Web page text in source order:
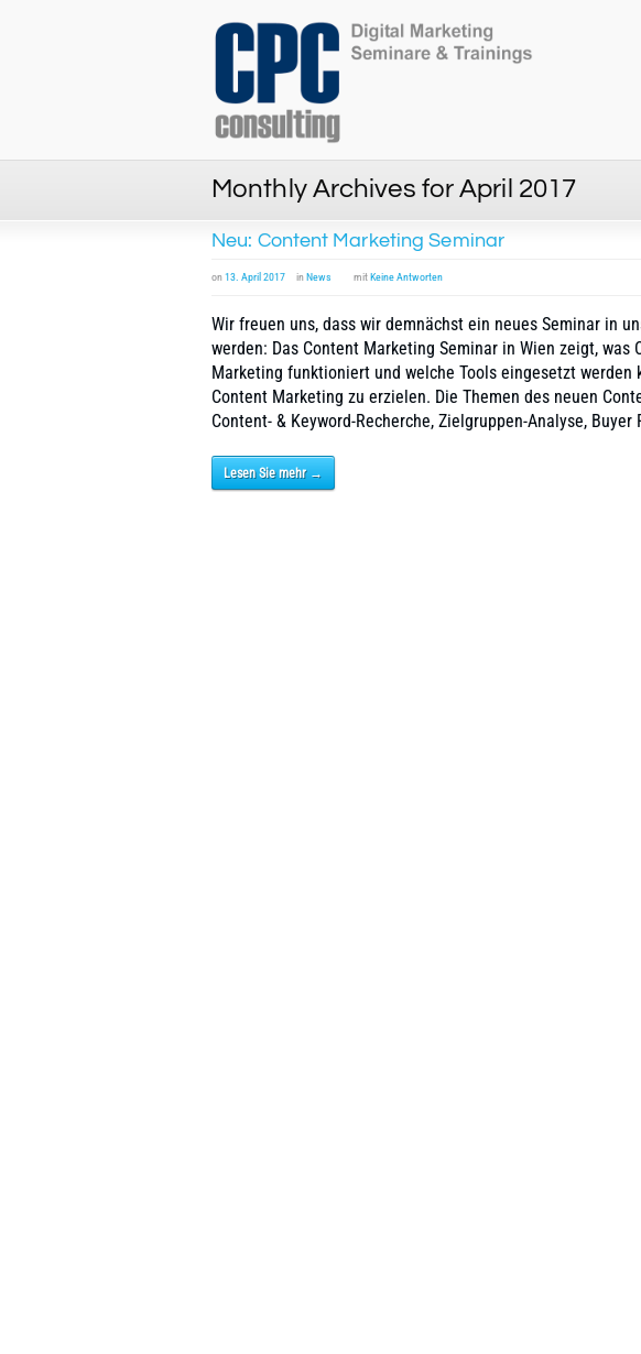
Monthly Archives for April 2017
Neu: Content Marketing Seminar
on13. April 2017 inNews mitKeine Antworten
Wir freuen uns, dass wir demnächst ein neues Seminar in
werden: Das Content Marketing Seminar in Wien zeigt,
Marketing funktioniert und welche Tools eingesetzt
Content Marketing zu erzielen. Die Themen des neuen
Content- & Keyword-Recherche, Zielgruppen-Analyse, Buyer
Lesen Sie mehr →